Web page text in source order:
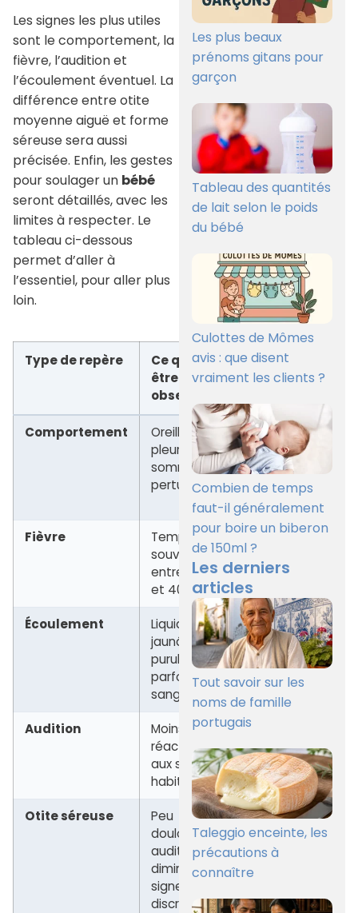
Les signes les plus utiles
sont le comportement, la
fièvre, l’audition et
l’écoulement éventuel. La
différence entre otite
moyenne aiguë et forme
séreuse sera aussi
précisée. Enfin, les gestes
pour soulager un bébé
seront détaillés, avec les
limites à respecter. Le
tableau ci-dessous
permet d’aller à
l’essentiel, pour aller plus
loin.
Type de repère
Ce qui peut
être
observé
Que faire
Comportement
Oreille tirée,
pleurs,
sommeil
perturbé
Surveiller
quelques
heures et
noter les
signes
Fièvre
Température
souvent
entre 38 °C
et 40 °C
Hydrater,
découvrir
légèrement,
Écoulement
Liquide
jaunâtre,
purulent,
parfois
sanglant
Consulter
rapidement
Audition
Moins de
réactions
aux sons
habituels
examiner le
tympan
Otite séreuse
Peu
douloureuse,
audition
diminuée,
signes
discrets
Examen
médical
indispensable
Les plus beaux
prénoms gitans pour
garçon
Tableau des quantités
de lait selon le poids
du bébé
Culottes de Mômes
avis : que disent
vraiment les clients ?
Combien de temps
faut-il généralement
pour boire un biberon
de 150ml ?
Les derniers
articles
Tout savoir sur les
noms de famille
portugais
Taleggio enceinte, les
précautions à
connaître